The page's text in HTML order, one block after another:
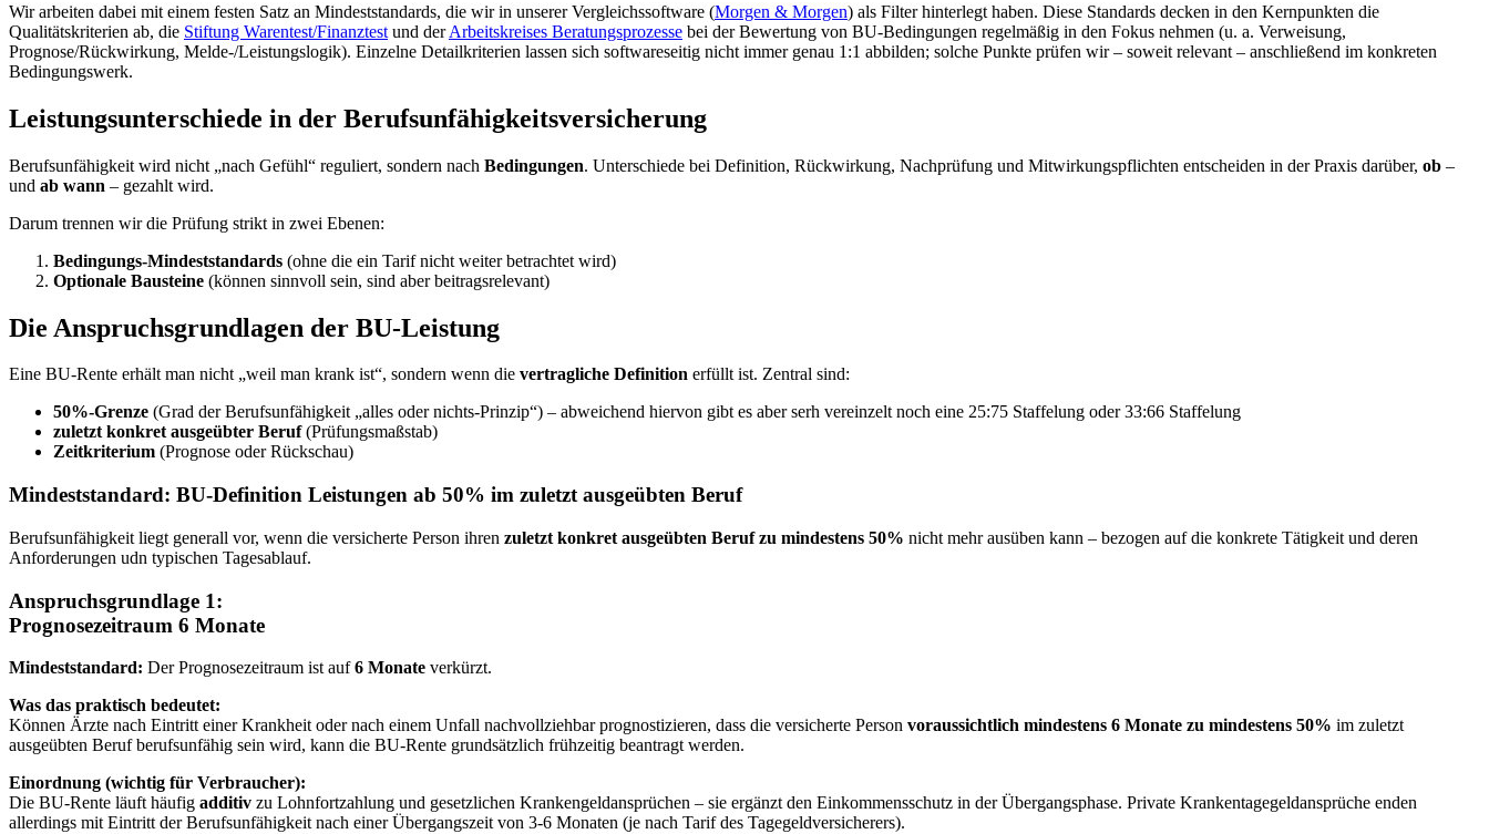
Wir arbeiten dabei mit einem festen Satz an Mindeststandards, die wir in unserer Vergleichssoftware (Morgen & Morgen) als Filter hinterlegt haben. Diese Standards decken in den Kernpunkten die
Qualitätskriterien ab, die Stiftung Warentest/Finanztest und derArbeitskreises Beratungsprozesse bei der Bewertung von BU-Bedingungen regelmäßig in den Fokus nehmen (u. a. Verweisung,
Prognose/Rückwirkung, Melde-/Leistungslogik). Einzelne Detailkriterien lassen sich softwareseitig nicht immer genau 1:1 abbilden; solche Punkte prüfen wir – soweit relevant – anschließend im konkreten
Bedingungswerk.
Leistungsunterschiede in der Berufsunfähigkeitsversicherung
Berufsunfähigkeit wird nicht „nach Gefühl“ reguliert, sondern nach Bedingungen. Unterschiede bei Definition, Rückwirkung, Nachprüfung und Mitwirkungspflichten entscheiden in der Praxis darüber, ob –
und ab wann – gezahlt wird.
Darum trennen wir die Prüfung strikt in zwei Ebenen:
Bedingungs-Mindeststandards (ohne die ein Tarif nicht weiter betrachtet wird)
Optionale Bausteine (können sinnvoll sein, sind aber beitragsrelevant)
Die Anspruchsgrundlagen der BU-Leistung
Eine BU-Rente erhält man nicht „weil man krank ist“, sondern wenn die vertragliche Definition erfüllt ist. Zentral sind:
50%-Grenze (Grad der Berufsunfähigkeit „alles oder nichts-Prinzip“) – abweichend hiervon gibt es aber serh vereinzelt noch eine 25:75 Staffelung oder 33:66 Staffelung
zuletzt konkret ausgeübter Beruf(Prüfungsmaßstab)
Zeitkriterium (Prognose oder Rückschau)
Mindeststandard: BU-Definition Leistungen ab 50% im zuletzt ausgeübten Beruf
Berufsunfähigkeit liegt generall vor, wenn die versicherte Person ihren zuletzt konkret ausgeübten Beruf zu mindestens 50% nicht mehr ausüben kann – bezogen auf die konkrete Tätigkeit und deren
Anforderungen udn typischen Tagesablauf.
Anspruchsgrundlage 1:
Prognosezeitraum 6 Monate
Mindeststandard: Der Prognosezeitraum ist auf6 Monate verkürzt.
Was das praktisch bedeutet:
Können Ärzte nach Eintritt einer Krankheit oder nach einem Unfall nachvollziehbar prognostizieren, dass die versicherte Person voraussichtlich mindestens 6 Monate zu mindestens 50% im zuletzt
ausgeübten Beruf berufsunfähig sein wird, kann die BU-Rente grundsätzlich frühzeitig beantragt werden.
Einordnung (wichtig für Verbraucher):
Die BU-Rente läuft häufig additiv zu Lohnfortzahlung und gesetzlichen Krankengeldansprüchen – sie ergänzt den Einkommensschutz in der Übergangsphase. Private Krankentagegeldansprüche enden
allerdings mit Eintritt der Berufsunfähigkeit nach einer Übergangszeit von 3-6 Monaten (je nach Tarif des Tagegeldversicherers).